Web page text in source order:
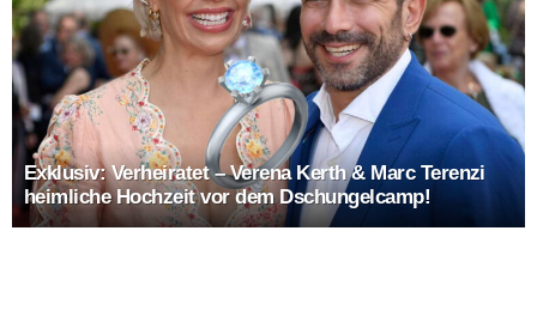
Exklusiv: Verheiratet – Verena Kerth & Marc Terenzi
heimliche Hochzeit vor dem Dschungelcamp!